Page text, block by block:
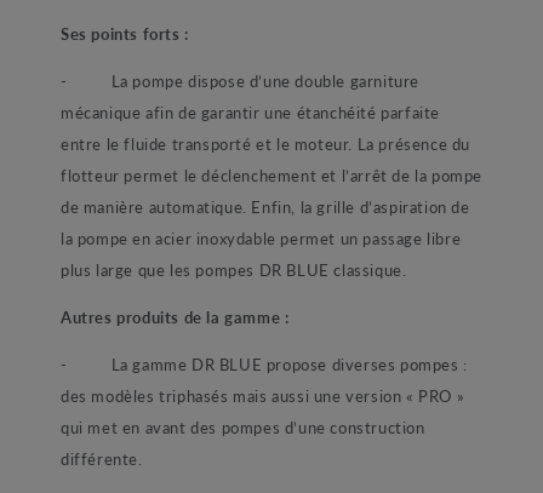
Ses points forts :
- La pompe dispose d’une double garniture
mécanique afin de garantir une étanchéité parfaite
entre le fluide transporté et le moteur. La présence du
flotteur permet le déclenchement et l’arrêt de la pompe
de manière automatique. Enfin, la grille d’aspiration de
la pompe en acier inoxydable permet un passage libre
plus large que les pompes DR BLUE classique.
Autres produits de la gamme :
- La gamme DR BLUE propose diverses pompes :
des modèles triphasés mais aussi une version « PRO »
qui met en avant des pompes d’une construction
différente.